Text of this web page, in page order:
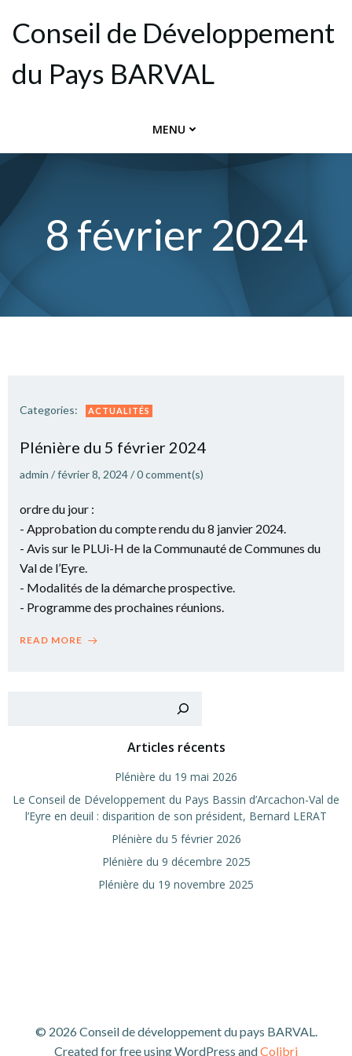
au
contenu
Conseil de Dévelop­pement
du Pays BARVAL
MENU
8 février 2024
Categories: ACTUALITÉS
Plé­nière du 5 février 2024
admin /février 8, 2024/0comment(s)
ordre du jour :
- Approbation du compte rendu du 8 janvier 2024.
- Avis sur le PLUi-H de la Communauté de Communes du
Val de l’Eyre.
- Modalités de la démarche prospective.
- Programme des prochaines réunions.
READ MORE
Articles récents
Plé­nière du 19 mai 2026
Le Conseil de Déve­lop­pe­ment du Pays Bas­sin d’Arcachon-Val de
l’Eyre en deuil : dis­pa­ri­tion de son pré­sident, Ber­nard LERAT
Plé­nière du 5 février 2026
Plé­nière du 9 décembre 2025
Plé­nière du 19 novembre 2025
© 2026 Conseil de développement du pays BARVAL.
Created for free using WordPress andColibri